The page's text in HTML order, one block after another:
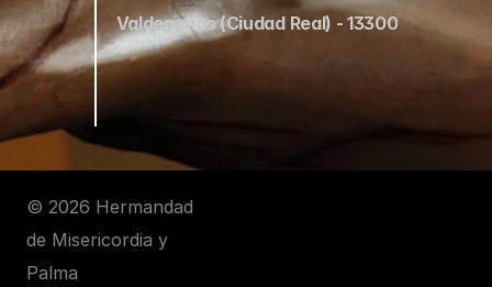
Valdepeñas (Ciudad Real) - 13300
© 2026 Hermandad
de Misericordia y
Palma